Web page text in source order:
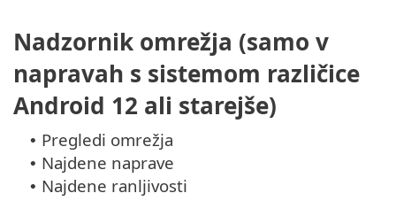
Nadzornik omrežja (samo v
napravah s sistemom različice
Android 12 ali starejše)
• Pregledi omrežja
• Najdene naprave
• Najdene ranljivosti